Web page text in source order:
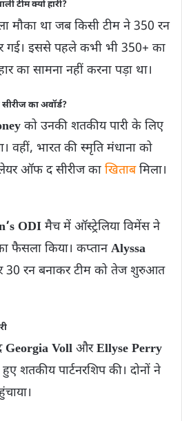
टीम क्यों हारी?
मौका था जब किसी टीम ने 350 रन
गई। इससे पहले कभी भी 350+ का
का सामना नहीं करना पड़ा था।
का अवॉर्ड?
को उनकी शतकीय पारी के लिए
भारत की स्मृति मंधाना को
ऑफ द सीरीज का खिताबमिला।
ODI मैच में ऑस्ट्रेलिया विमेंस ने
फैसला किया। कप्तानAlyssa
30 रन बनाकर टीम को तेज शुरुआत
Georgia Voll औरEllyse Perry
शतकीय पार्टनरशिप की। दोनों ने